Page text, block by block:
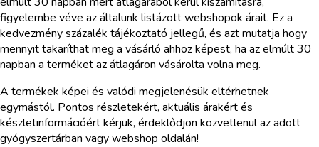
figyelembe véve az általunk listázott webshopok árait. Ez a
kedvezmény százalék tájékoztató jellegű, és azt mutatja hogy
mennyit takaríthat meg a vásárló ahhoz képest, ha az elmúlt 30
napban a terméket az átlagáron vásárolta volna meg.
A termékek képei és valódi megjelenésük eltérhetnek
egymástól. Pontos részletekért, aktuális árakért és
készletinformációért kérjük, érdeklődjön közvetlenül az adott
gyógyszertárban vagy webshop oldalán!